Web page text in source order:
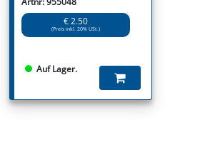
€ 2.50
(Preis inkl. 20% USt.)
Auf Lager.